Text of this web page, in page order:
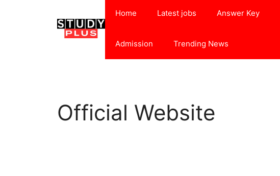
Home Latest jobs Answer Key
Admission Trending News
Official Website